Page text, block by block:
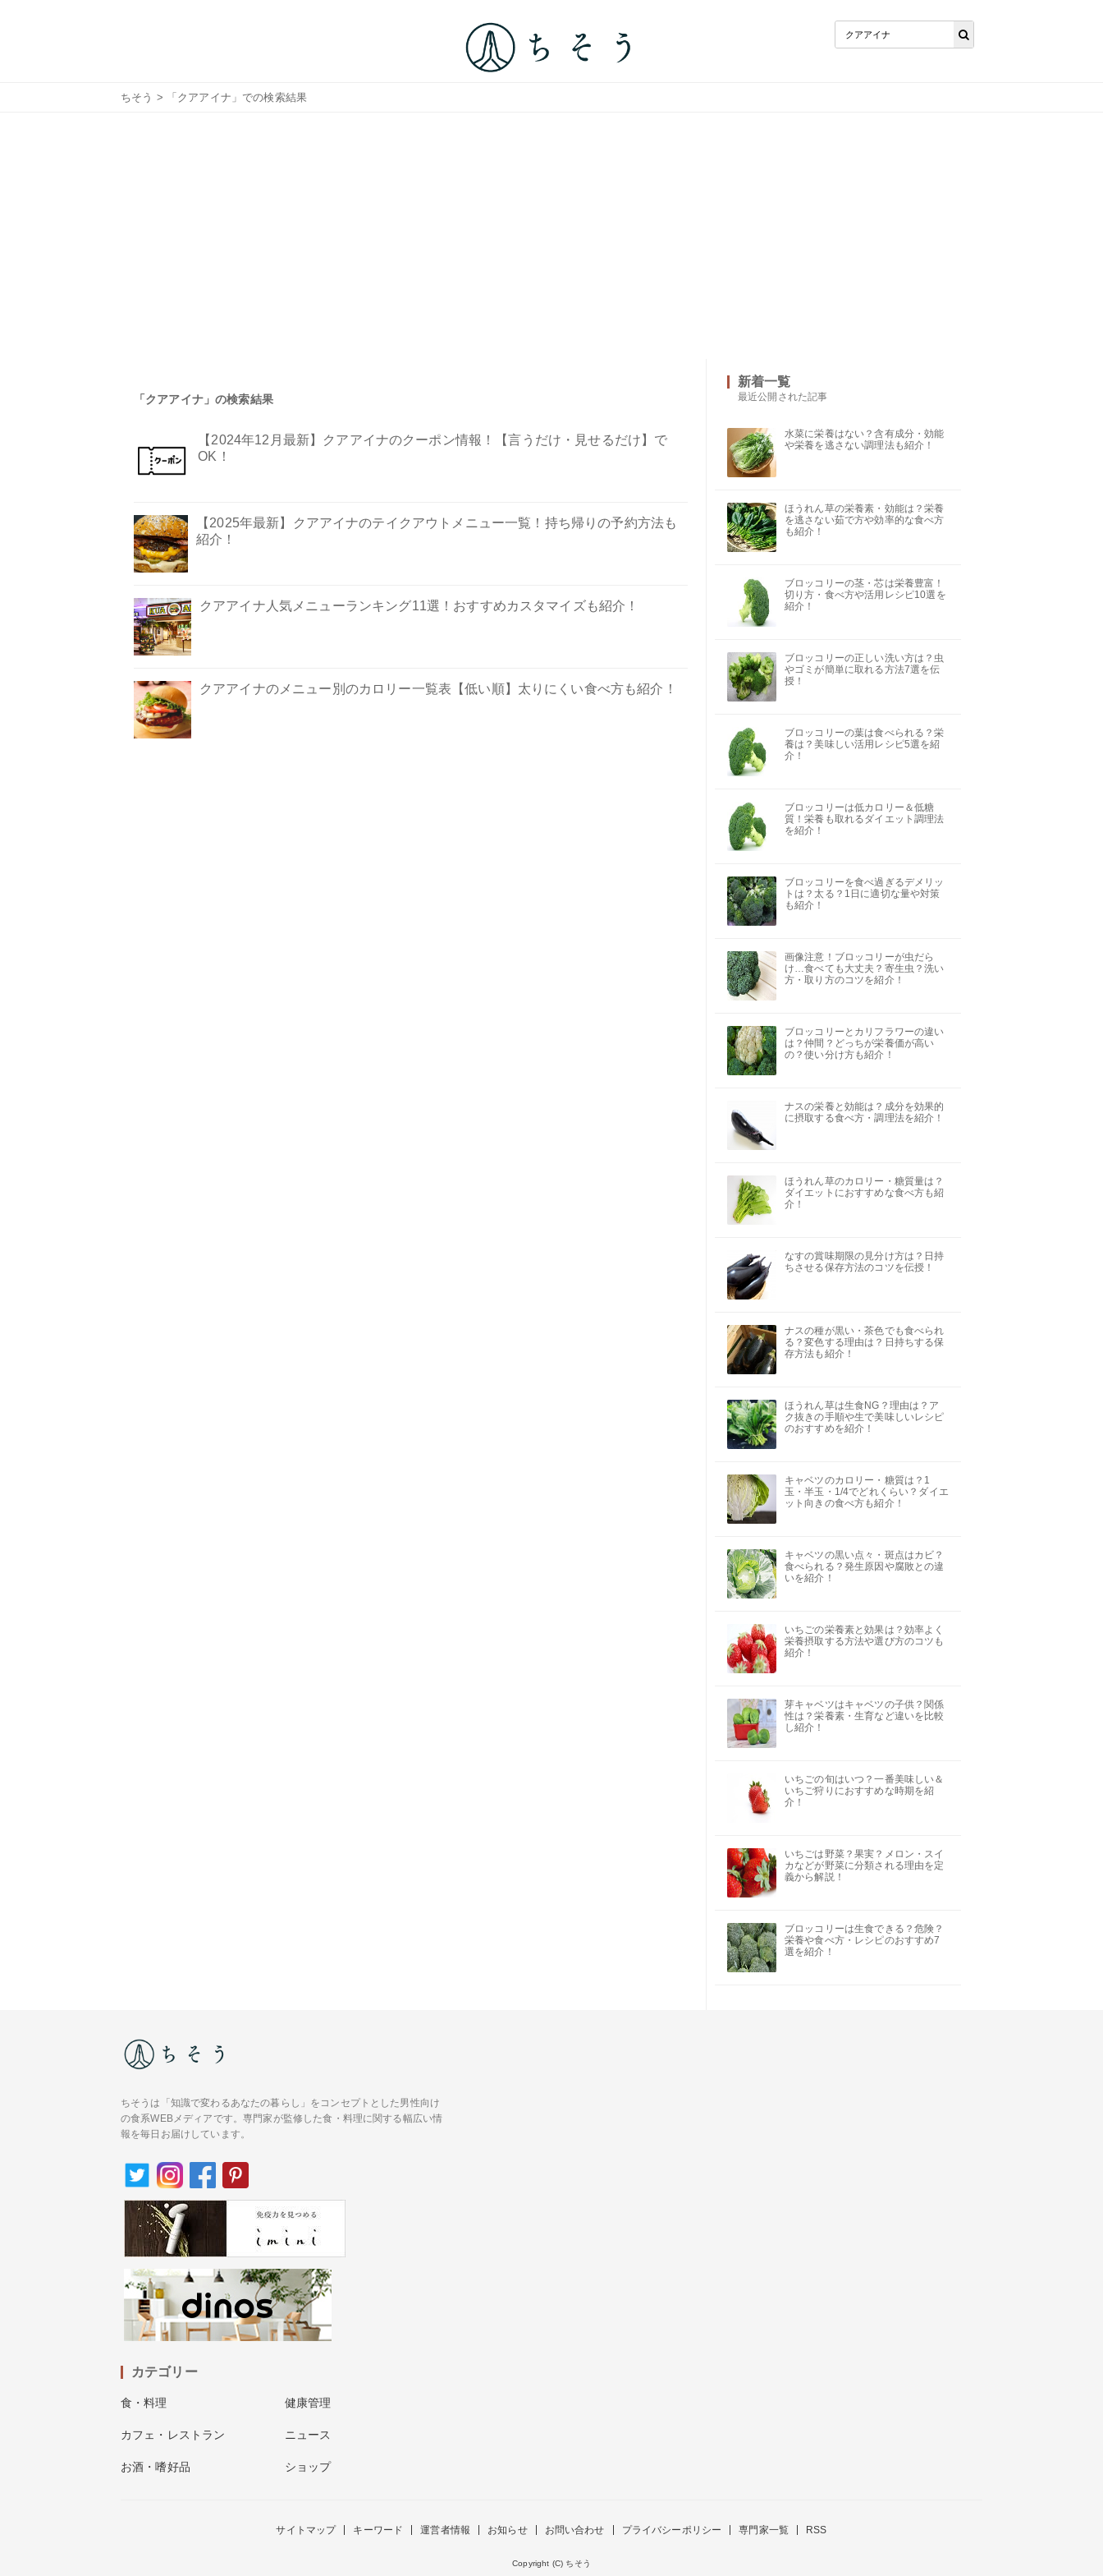
ちそう > 「クアアイナ」での検索結果
「クアアイナ」の検索結果
【2024年12月最新】クアアイナのクーポン情報！【言うだけ・見せるだけ】で
OK！
【2025年最新】クアアイナのテイクアウトメニュー一覧！持ち帰りの予約方法も
紹介！
クアアイナ人気メニューランキング11選！おすすめカスタマイズも紹介！
クアアイナのメニュー別のカロリー一覧表【低い順】太りにくい食べ方も紹介！
新着一覧
最近公開された記事
水菜に栄養はない？含有成分・効能
や栄養を逃さない調理法も紹介！
ほうれん草の栄養素・効能は？栄養
を逃さない茹で方や効率的な食べ方
も紹介！
ブロッコリーの茎・芯は栄養豊富！
切り方・食べ方や活用レシピ10選を
紹介！
ブロッコリーの正しい洗い方は？虫
やゴミが簡単に取れる方法7選を伝
授！
ブロッコリーの葉は食べられる？栄
養は？美味しい活用レシピ5選を紹
介！
ブロッコリーは低カロリー＆低糖
質！栄養も取れるダイエット調理法
を紹介！
ブロッコリーを食べ過ぎるデメリッ
トは？太る？1日に適切な量や対策
も紹介！
画像注意！ブロッコリーが虫だら
け…食べても大丈夫？寄生虫？洗い
方・取り方のコツを紹介！
ブロッコリーとカリフラワーの違い
は？仲間？どっちが栄養価が高い
の？使い分け方も紹介！
ナスの栄養と効能は？成分を効果的
に摂取する食べ方・調理法を紹介！
ほうれん草のカロリー・糖質量は？
ダイエットにおすすめな食べ方も紹
介！
なすの賞味期限の見分け方は？日持
ちさせる保存方法のコツを伝授！
ナスの種が黒い・茶色でも食べられ
る？変色する理由は？日持ちする保
存方法も紹介！
ほうれん草は生食NG？理由は？ア
ク抜きの手順や生で美味しいレシピ
のおすすめを紹介！
キャベツのカロリー・糖質は？1
玉・半玉・1/4でどれくらい？ダイエ
ット向きの食べ方も紹介！
キャベツの黒い点々・斑点はカビ？
食べられる？発生原因や腐敗との違
いを紹介！
いちごの栄養素と効果は？効率よく
栄養摂取する方法や選び方のコツも
紹介！
芽キャベツはキャベツの子供？関係
性は？栄養素・生育など違いを比較
し紹介！
いちごの旬はいつ？一番美味しい＆
いちご狩りにおすすめな時期を紹
介！
いちごは野菜？果実？メロン・スイ
カなどが野菜に分類される理由を定
義から解説！
ブロッコリーは生食できる？危険？
栄養や食べ方・レシピのおすすめ7
選を紹介！
ちそうは「知識で変わるあなたの暮らし」をコンセプトとした男性向け
の食系WEBメディアです。専門家が監修した食・料理に関する幅広い情
報を毎日お届けしています。
カテゴリー
食・料理 健康管理
カフェ・レストラン ニュース
お酒・嗜好品 ショップ
サイトマップ キーワード 運営者情報 お知らせ お問い合わせ プライバシーポリシー 専門家一覧 RSS
Copyright (C) ちそう